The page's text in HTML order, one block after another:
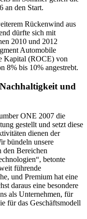
an den Start.
Rückenwind aus
dürfte sich mit
2010 und 2012
Automobile
Kapital (ROCE) von
8% bis 10% angestrebt.
und
ONE 2007 die
gestellt und setzt diese
dienen der
bündeln unsere
den Bereichen
betonte
führende
und Premium hat eine
daraus eine besondere
als Unternehmen, für
für das Geschäftsmodell